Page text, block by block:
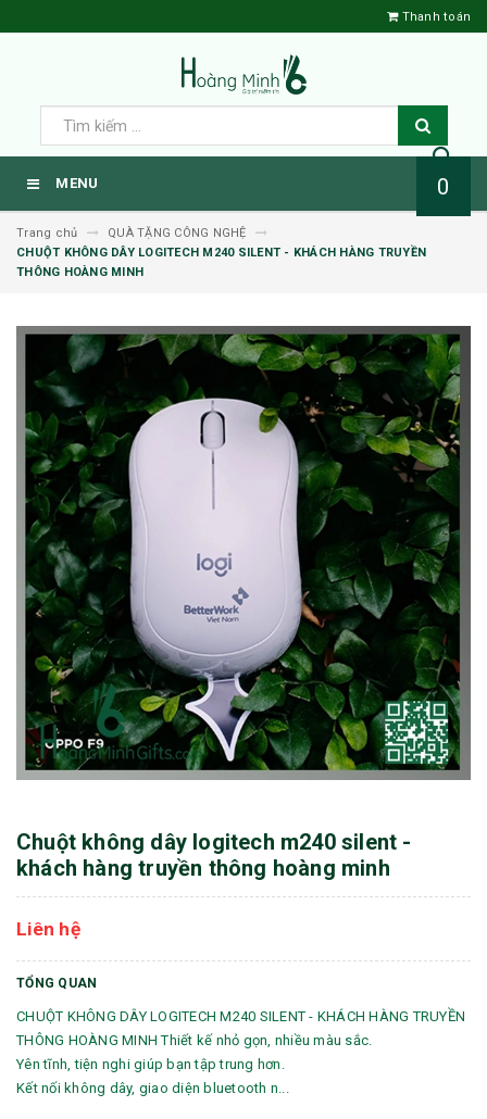
Thanh toán
MENU 0
Trang chủ
QUÀ TẶNG CÔNG NGHỆ
CHUỘT KHÔNG DÂY LOGITECH M240 SILENT - KHÁCH HÀNG TRUYỀN
THÔNG HOÀNG MINH
Chuột không dây logitech m240 silent -
khách hàng truyền thông hoàng minh
Liên hệ
TỔNG QUAN
CHUỘT KHÔNG DÂY LOGITECH M240 SILENT - KHÁCH HÀNG TRUYỀN
THÔNG HOÀNG MINH Thiết kế nhỏ gọn, nhiều màu sắc.
Yên tĩnh, tiện nghi giúp bạn tập trung hơn.
Kết nối không dây, giao diện bluetooth n...